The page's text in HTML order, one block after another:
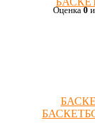
Оценка0